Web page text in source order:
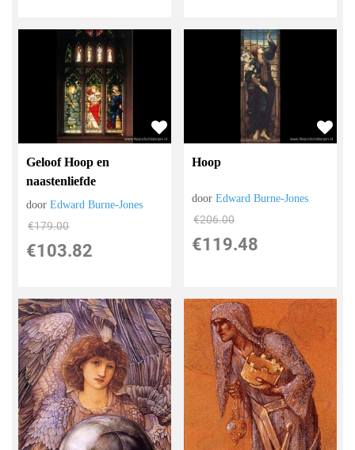
Geloof Hoop en
naastenliefde
doorEdward Burne-Jones
€179.00
€103.82
Hoop
doorEdward Burne-Jones
€206.00
€119.48